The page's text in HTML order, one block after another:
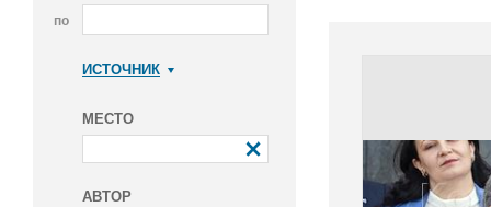
по
ИСТОЧНИК
МЕСТО
АВТОР